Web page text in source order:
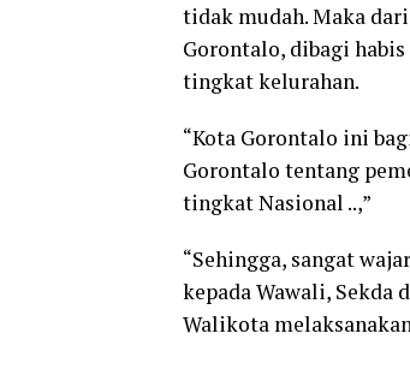
tidak mudah. Maka
Gorontalo, dibagi habis
tingkat kelurahan.
“Kota Gorontalo ini
Gorontalo tentang
tingkat Nasional ..,”
“Sehingga, sangat
kepada Wawali, Sekda
Walikota